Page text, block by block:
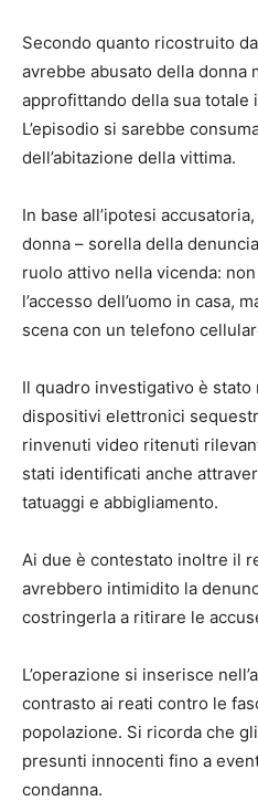
Secondo quanto ricostruito
avrebbe abusato della donna
approfittando della sua totale
L’episodio si sarebbe
dell’abitazione della vittima.
In base all’ipotesi
donna – sorella della
ruolo attivo nella vicenda:
l’accesso dell’uomo in casa,
scena con un telefono
Il quadro investigativo è stato
dispositivi elettronici
rinvenuti video ritenuti
stati identificati anche
tatuaggi e abbigliamento.
Ai due è contestato inoltre il
avrebbero intimidito la
costringerla a ritirare le
L’operazione si inserisce
contrasto ai reati contro le
popolazione. Si ricorda che
presunti innocenti fino a
condanna.